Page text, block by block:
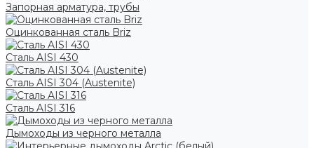
Запорная арматура, трубы
Оцинкованная сталь Briz
Сталь AISI 430
Сталь AISI 304 (Austenite)
Сталь AISI 316
Дымоходы из черного металла